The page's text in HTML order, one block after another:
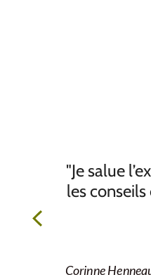
"Je salue
les
Corinne